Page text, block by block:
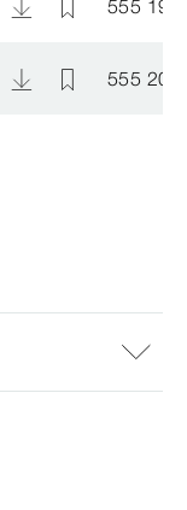
555 191
555 207